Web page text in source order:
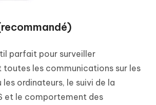
parfait pour surveiller
toutes les communications sur les
ordinateurs, le suivi de la
et le comportement des